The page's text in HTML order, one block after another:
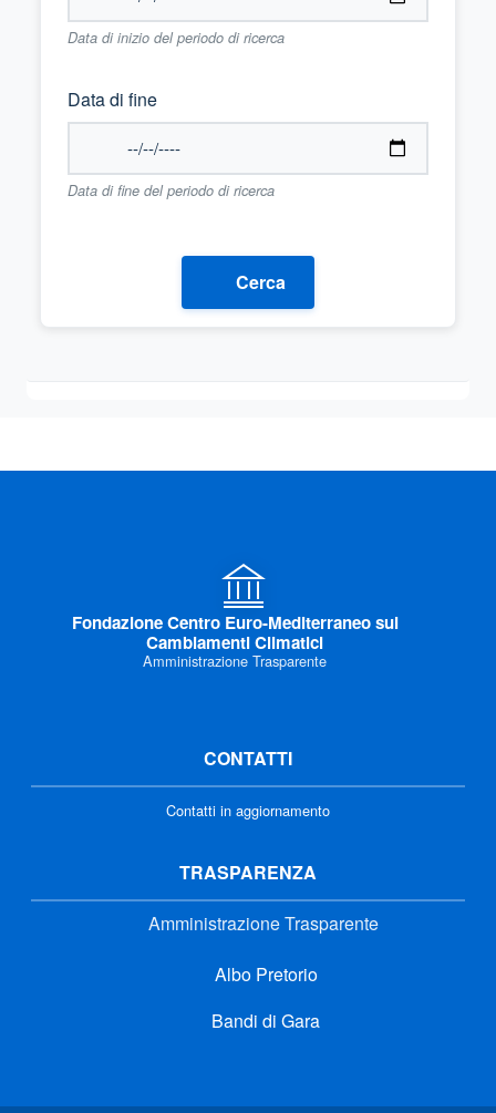
Data di inizio del periodo di ricerca
Data di fine
Data di fine del periodo di ricerca
Cerca
Fondazione Centro Euro-Mediterraneo sui
Cambiamenti Climatici
Amministrazione Trasparente
CONTATTI
Contatti in aggiornamento
TRASPARENZA
Amministrazione Trasparente
Albo Pretorio
Bandi di Gara